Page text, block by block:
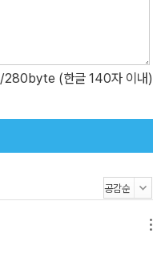
/280byte (한글 140자 이내)